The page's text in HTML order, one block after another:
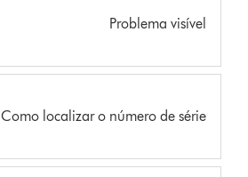
Problema visível
Como localizar o número de série